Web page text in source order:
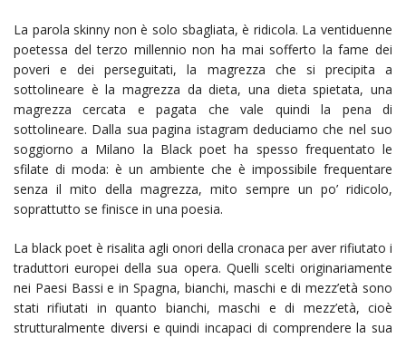
La parola skinny non è solo sbagliata, è ridicola. La ventiduenne
poetessa del terzo millennio non ha mai sofferto la fame dei
poveri e dei perseguitati, la magrezza che si precipita a
sottolineare è la magrezza da dieta, una dieta spietata, una
magrezza cercata e pagata che vale quindi la pena di
sottolineare. Dalla sua pagina istagram deduciamo che nel suo
soggiorno a Milano la Black poet ha spesso frequentato le
sfilate di moda: è un ambiente che è impossibile frequentare
senza il mito della magrezza, mito sempre un po’ ridicolo,
soprattutto se finisce in una poesia.
La black poet è risalita agli onori della cronaca per aver rifiutato i
traduttori europei della sua opera. Quelli scelti originariamente
nei Paesi Bassi e in Spagna, bianchi, maschi e di mezz’età sono
stati rifiutati in quanto bianchi, maschi e di mezz’età, cioè
strutturalmente diversi e quindi incapaci di comprendere la sua